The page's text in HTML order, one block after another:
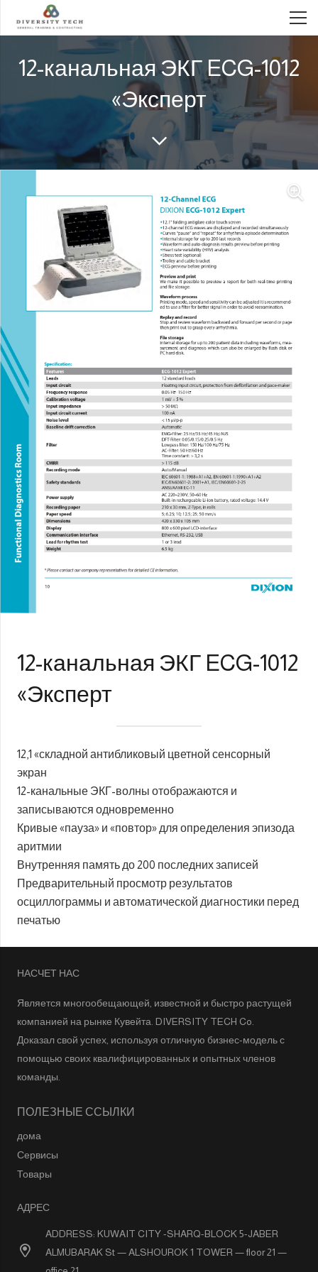
12-канальная ЭКГ ECG-1012
«Эксперт
12-канальная ЭКГ ECG-1012
«Эксперт
12,1 «складной антибликовый цветной сенсорный
экран
12-канальные ЭКГ-волны отображаются и
записываются одновременно
Кривые «пауза» и «повтор» для определения эпизода
аритмии
Внутренняя память до 200 последних записей
Предварительный просмотр результатов
осциллограммы и автоматической диагностики перед
печатью
НАСЧЕТ НАС
Является многообещающей, известной и быстро растущей
компанией на рынке Кувейта. DIVERSITY TECH Co.
Доказал свой успех, используя отличную бизнес-модель с
помощью своих квалифицированных и опытных членов
команды.
ПОЛЕЗНЫЕ ССЫЛКИ
дома
Сервисы
Товары
АДРЕС
ADDRESS: KUWAIT CITY -SHARQ-BLOCK 5-JABER
ALMUBARAK St — ALSHOUROK 1 TOWER — floor 21 —